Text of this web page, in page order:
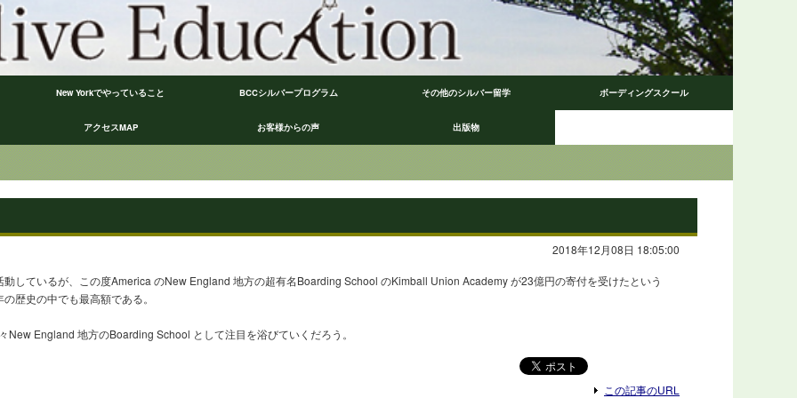
New Yorkでやっていること BCCシルバープログラム その他のシルバー留学 ボーディングスクール
アクセスMAP お客様からの声 出版物
2018年12月08日 18:05:00
しているが、この度America のNew England 地方の超有名Boarding School のKimball Union Academy が23億円の寄付を受けたという
歴史の中でも最高額である。
England 地方のBoarding School として注目を浴びていくだろう。
この記事のURL